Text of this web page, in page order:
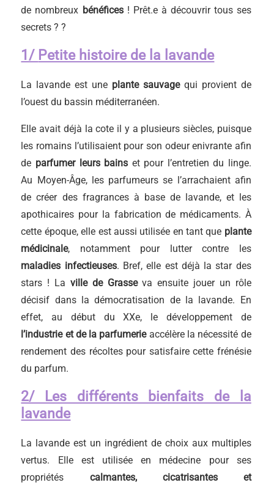
de nombreux bénéfices! Prêt.e à découvrir tous ses
secrets ? ?
1/ Petite histoire de la lavande
La lavande est une plante sauvagequi provient de
l’ouest du bassin méditerranéen.
Elle avait déjà la cote il y a plusieurs siècles, puisque
les romains l’utilisaient pour son odeur enivrante afin
de parfumer leurs bains et pour l’entretien du linge.
Au Moyen-Âge, les parfumeurs se l’arrachaient afin
de créer des fragrances à base de lavande, et les
apothicaires pour la fabrication de médicaments. À
cette époque, elle est aussi utilisée en tant que plante
médicinale, notamment pour lutter contre les
maladies infectieuses. Bref, elle est déjà la star des
stars ! La ville de Grasseva ensuite jouer un rôle
décisif dans la démocratisation de la lavande. En
effet, au début du XXe, le développement de
l’industrie et de la parfumerieaccélère la nécessité de
rendement des récoltes pour satisfaire cette frénésie
du parfum.
2/ Les différents bienfaits de la
lavande
La lavande est un ingrédient de choix aux multiples
vertus. Elle est utilisée en médecine pour ses
propriétés calmantes, cicatrisantes et